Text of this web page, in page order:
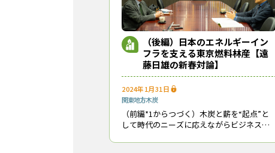
（後編）日本のエネルギーイン
フラを支える東京燃料林産【遠
藤日雄の新春対論】
2024年1月31日
関東地方木炭
（前編*1からつづく）木炭と薪を“起点”と
して時代のニーズに応えながらビジネス領
都千代田区神田錦町）*2は、100年企業に向